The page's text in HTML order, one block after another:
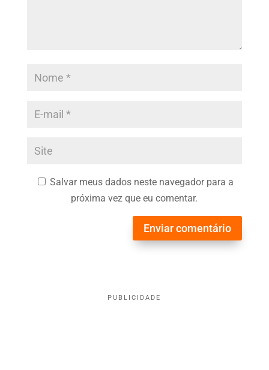
Salvar meus dados neste navegador para a
próxima vez que eu comentar.
Enviar comentário
PUBLICIDADE